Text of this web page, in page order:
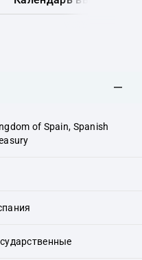
of Spain, Spanish